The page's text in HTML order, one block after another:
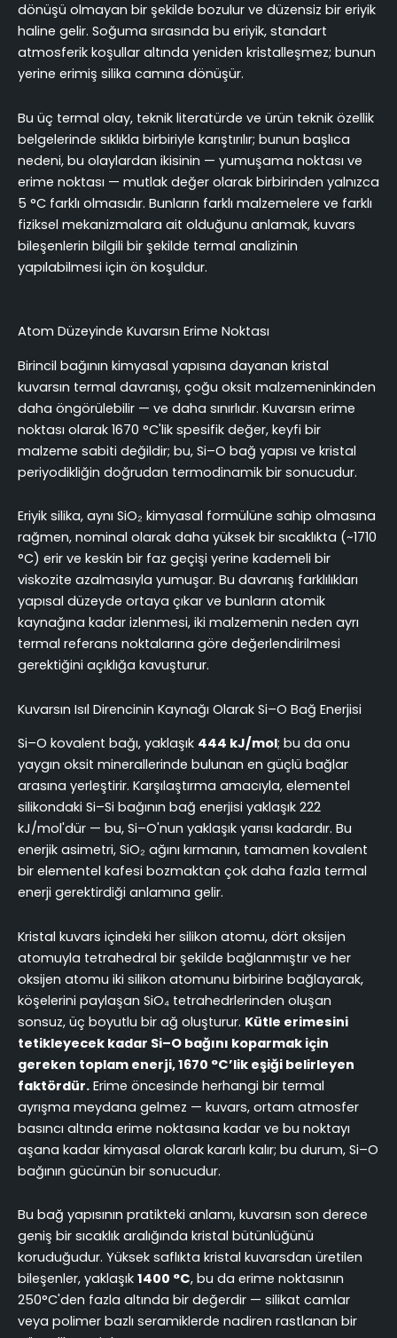
dönüşü olmayan bir şekilde bozulur ve düzensiz bir eriyik
haline gelir. Soğuma sırasında bu eriyik, standart
atmosferik koşullar altında yeniden kristalleşmez; bunun
yerine erimiş silika camına dönüşür.
Bu üç termal olay, teknik literatürde ve ürün teknik özellik
belgelerinde sıklıkla birbiriyle karıştırılır; bunun başlıca
nedeni, bu olaylardan ikisinin — yumuşama noktası ve
erime noktası — mutlak değer olarak birbirinden yalnızca
5 °C farklı olmasıdır. Bunların farklı malzemelere ve farklı
fiziksel mekanizmalara ait olduğunu anlamak, kuvars
bileşenlerin bilgili bir şekilde termal analizinin
yapılabilmesi için ön koşuldur.
Atom Düzeyinde Kuvarsın Erime Noktası
Birincil bağının kimyasal yapısına dayanan kristal
kuvarsın termal davranışı, çoğu oksit malzemeninkinden
daha öngörülebilir — ve daha sınırlıdır. Kuvarsın erime
noktası olarak 1670 °C'lik spesifik değer, keyfi bir
malzeme sabiti değildir; bu, Si–O bağ yapısı ve kristal
periyodikliğin doğrudan termodinamik bir sonucudur.
Eriyik silika, aynı SiO₂ kimyasal formülüne sahip olmasına
rağmen, nominal olarak daha yüksek bir sıcaklıkta (~1710
°C) erir ve keskin bir faz geçişi yerine kademeli bir
viskozite azalmasıyla yumuşar. Bu davranış farklılıkları
yapısal düzeyde ortaya çıkar ve bunların atomik
kaynağına kadar izlenmesi, iki malzemenin neden ayrı
termal referans noktalarına göre değerlendirilmesi
gerektiğini açıklığa kavuşturur.
Kuvarsın Isıl Direncinin Kaynağı Olarak Si–O Bağ Enerjisi
Si–O kovalent bağı, yaklaşık 444 kJ/mol; bu da onu
yaygın oksit minerallerinde bulunan en güçlü bağlar
arasına yerleştirir. Karşılaştırma amacıyla, elementel
silikondaki Si–Si bağının bağ enerjisi yaklaşık 222
kJ/mol'dür — bu, Si–O'nun yaklaşık yarısı kadardır. Bu
enerjik asimetri, SiO₂ ağını kırmanın, tamamen kovalent
bir elementel kafesi bozmaktan çok daha fazla termal
enerji gerektirdiği anlamına gelir.
Kristal kuvars içindeki her silikon atomu, dört oksijen
atomuyla tetrahedral bir şekilde bağlanmıştır ve her
oksijen atomu iki silikon atomunu birbirine bağlayarak,
köşelerini paylaşan SiO₄ tetrahedrlerinden oluşan
sonsuz, üç boyutlu bir ağ oluşturur. Kütle erimesini
tetikleyecek kadar Si–O bağını koparmak için
gereken toplam enerji, 1670 °C’lik eşiği belirleyen
faktördür. Erime öncesinde herhangi bir termal
ayrışma meydana gelmez — kuvars, ortam atmosfer
basıncı altında erime noktasına kadar ve bu noktayı
aşana kadar kimyasal olarak kararlı kalır; bu durum, Si–O
bağının gücünün bir sonucudur.
Bu bağ yapısının pratikteki anlamı, kuvarsın son derece
geniş bir sıcaklık aralığında kristal bütünlüğünü
koruduğudur. Yüksek saflıkta kristal kuvarsdan üretilen
bileşenler, yaklaşık 1400 °C, bu da erime noktasının
250°C'den fazla altında bir değerdir — silikat camlar
veya polimer bazlı seramiklerde nadiren rastlanan bir